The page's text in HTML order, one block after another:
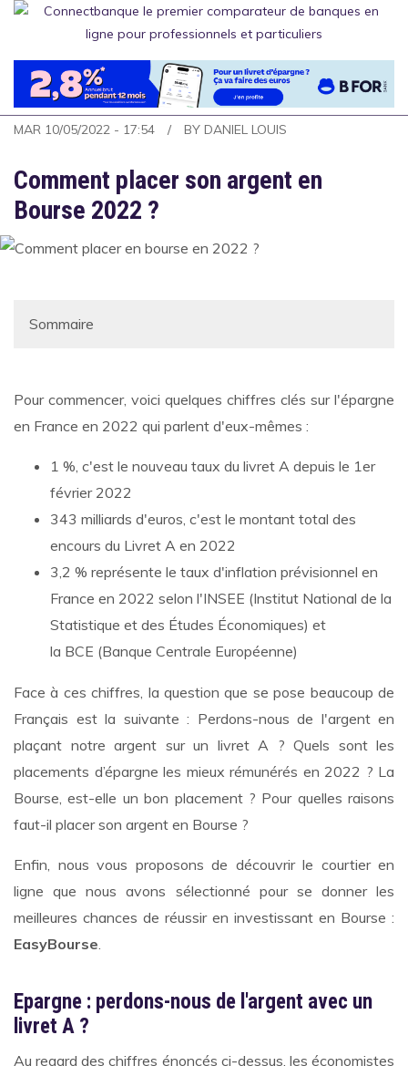
Aller
contenu
principal
MAR 10/05/2022 - 17:54 BY DANIEL LOUIS
Comment placer son argent en
Bourse 2022 ?
Pour commencer, voici quelques chiffres clés sur l'épargne
en France en 2022 qui parlent d'eux-mêmes :
1 %, c'est le nouveau taux du livret A depuis le 1er
février 2022
343 milliards d'euros, c'est le montant total des
encours du Livret A en 2022
3,2 % représente le taux d'inflation prévisionnel en
France en 2022 selon l'INSEE (Institut National de la
Statistique et des Études Économiques) et
la BCE (Banque Centrale Européenne)
Face à ces chiffres, la question que se pose beaucoup de
Français est la suivante : Perdons-nous de l'argent en
plaçant notre argent sur un livret A ? Quels sont les
placements d’épargne les mieux rémunérés en 2022 ? La
Bourse, est-elle un bon placement ? Pour quelles raisons
faut-il placer son argent en Bourse ?
Enfin, nous vous proposons de découvrir le courtier en
ligne que nous avons sélectionné pour se donner les
meilleures chances de réussir en investissant en Bourse :
EasyBourse.
Epargne : perdons-nous de l'argent avec un
livret A ?
Au regard des chiffres énoncés ci-dessus, les économistes